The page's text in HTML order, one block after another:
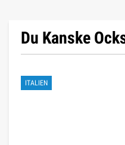
Du Kanske
ITALIEN